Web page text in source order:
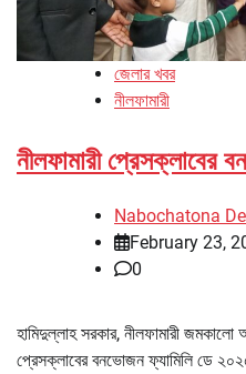
জেলার খবর
নীলফামারী
নীলফামারী প্রেসক্লাবের
Nabochatona
February 23,
0
হামিদুল্লাহ সরকার, নীলফামারী জমকালো
প্রেসক্লাবের বনভোজন ফ্যামিলি ডে